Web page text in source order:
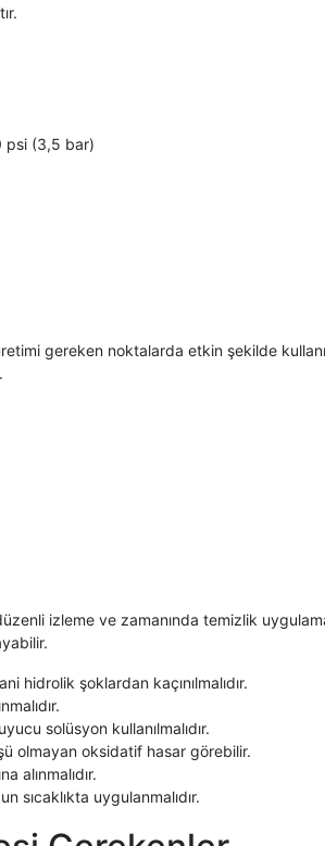
psi (3,5 bar)
gereken noktalarda etkin şekilde
izleme ve zamanında temizlik
hidrolik şoklardan kaçınılmalıdır.
solüsyon kullanılmalıdır.
olmayan oksidatif hasar görebilir.
alınmalıdır.
sıcaklıkta uygulanmalıdır.